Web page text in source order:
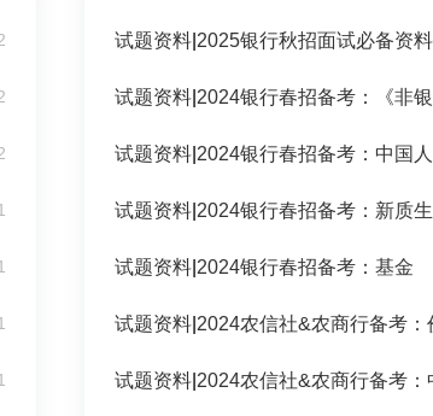
试题资料 2025银行秋招面试必备资
试题资料
试题资料 2024银行春招备考：中国
试题资料 2024银行春招备考：新质
试题资料 2024银行春招备考：基金
试题资料 2024农信社&农商行备考：
试题资料 2024农信社&农商行备考